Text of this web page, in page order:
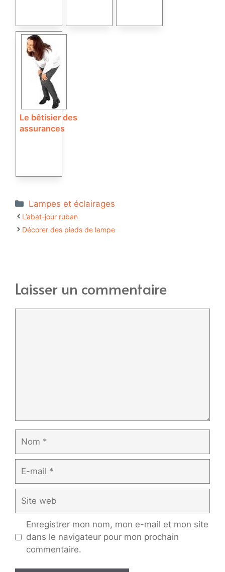
Le bêtisier des
assurances
Catégories
Lampes et éclairages
L’abat-jour ruban
Décorer des pieds de lampe
Laisser un commentaire
mail
web
Enregistrer mon nom, mon e-mail et mon site
dans le navigateur pour mon prochain
commentaire.